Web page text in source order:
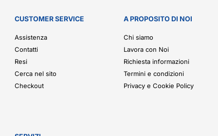
CUSTOMER SERVICE
Assistenza
Contatti
Resi
Cerca nel sito
Checkout
A PROPOSITO DI NOI
Chi siamo
Lavora con Noi
Richiesta informazioni
Termini e condizioni
Privacy e Cookie Policy